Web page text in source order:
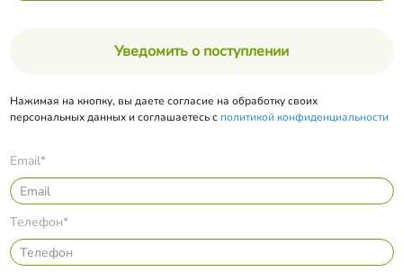
Уведомить о поступлении
Нажимая на кнопку, вы даете согласие на обработку своих
персональных данных и соглашаетесь с политикой конфиденциальности
Email*
Телефон*